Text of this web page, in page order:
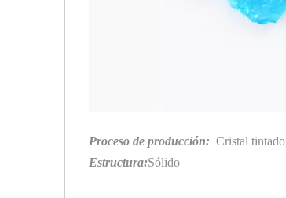
Proceso de producción: Cristal tintado
Estructura:Sólido